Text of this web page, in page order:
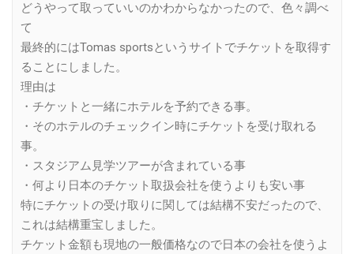
どうやって取っていいのかわからなかったので、色々調べ
て
最終的にはTomas sportsというサイトでチケットを取得す
ることにしました。
理由は
・チケットと一緒にホテルを予約できる事。
・そのホテルのチェックイン時にチケットを受け取れる
事。
・スタジアム見学ツアーが含まれている事
・何より日本のチケット取扱会社を使うよりも安い事
特にチケットの受け取りに関しては結構不安だったので、
これは結構重宝しました。
チケット金額も現地の一般価格なので日本の会社を使うよ